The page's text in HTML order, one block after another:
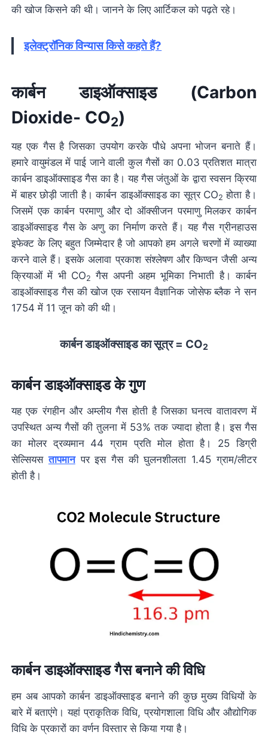
की खोज किसने की थी। जानने के लिए आर्टिकल को पढ़ते रहे।
इलेक्ट्रॉनिक विन्यास किसे कहते हैं?
कार्बन डाइऑक्साइड (Carbon
Dioxide- CO2)
यह एक गैस है जिसका उपयोग करके पौधे अपना भोजन बनाते हैं।
हमारे वायुमंडल में पाई जाने वाली कुल गैसों का 0.03 प्रतिशत मात्रा
कार्बन डाइऑक्साइड गैस का है। यह गैस जंतुओं के द्वारा स्वसन क्रिया
में बाहर छोड़ी जाती है। कार्बन डाइऑक्साइड का सूत्र CO2 होता है।
जिसमें एक कार्बन परमाणु और दो ऑक्सीजन परमाणु मिलकर कार्बन
डाइऑक्साइड गैस के अणु का निर्माण करते हैं। यह गैस ग्रीनहाउस
इफेक्ट के लिए बहुत जिम्मेदार है जो आपको हम अगले चरणों में व्याख्या
करने वाले हैं। इसके अलावा प्रकाश संश्लेषण और किण्वन जैसी अन्य
क्रियाओं में भी CO2 गैस अपनी अहम भूमिका निभाती है। कार्बन
डाइऑक्साइड गैस की खोज एक रसायन वैज्ञानिक जोसेफ ब्लैक ने सन
1754 में 11 जून को की थी।
कार्बन डाइऑक्साइड का सूत्र = CO2
कार्बन डाइऑक्साइड के गुण
यह एक रंगहीन और अम्लीय गैस होती है जिसका घनत्व वातावरण में
उपस्थित अन्य गैसों की तुलना में 53% तक ज्यादा होता है। इस गैस
का मोलर द्रव्यमान 44 ग्राम प्रति मोल होता है। 25 डिग्री
सेल्सियसतापमानपर इस गैस की घुलनशीलता 1.45 ग्राम/लीटर
होती है।
कार्बन डाइऑक्साइड गैस बनाने की विधि
हम अब आपको कार्बन डाइऑक्साइड बनाने की कुछ मुख्य विधियों के
बारे में बताएंगे। यहां प्राकृतिक विधि, प्रयोगशाला विधि और औद्योगिक
विधि के प्रकारों का वर्णन विस्तार से किया गया है।